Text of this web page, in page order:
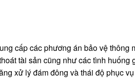
cấp các phương án bảo vệ thông
tài sản cũng như các tình huống
xử lý đám đông và thái độ phục